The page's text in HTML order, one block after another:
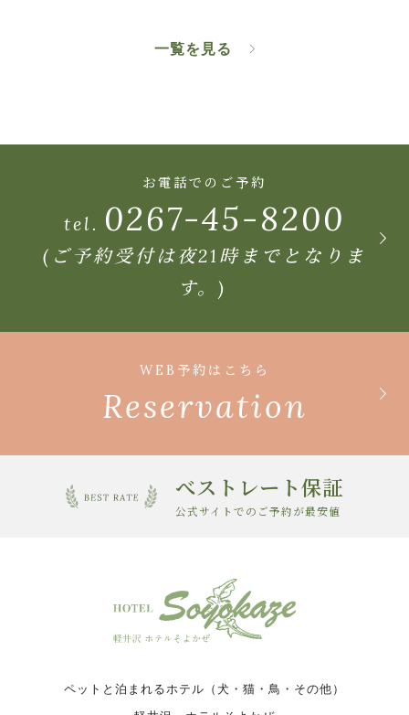
一覧を見る
お電話でのご予約
tel. 0267-45-8200
(ご予約受付は夜21時までとなりま
す。)
WEB予約はこちら
Reservation
べストレート保証
公式サイトでのご予約が最安値
ペットと泊まれるホテル（犬・猫・鳥・その他）